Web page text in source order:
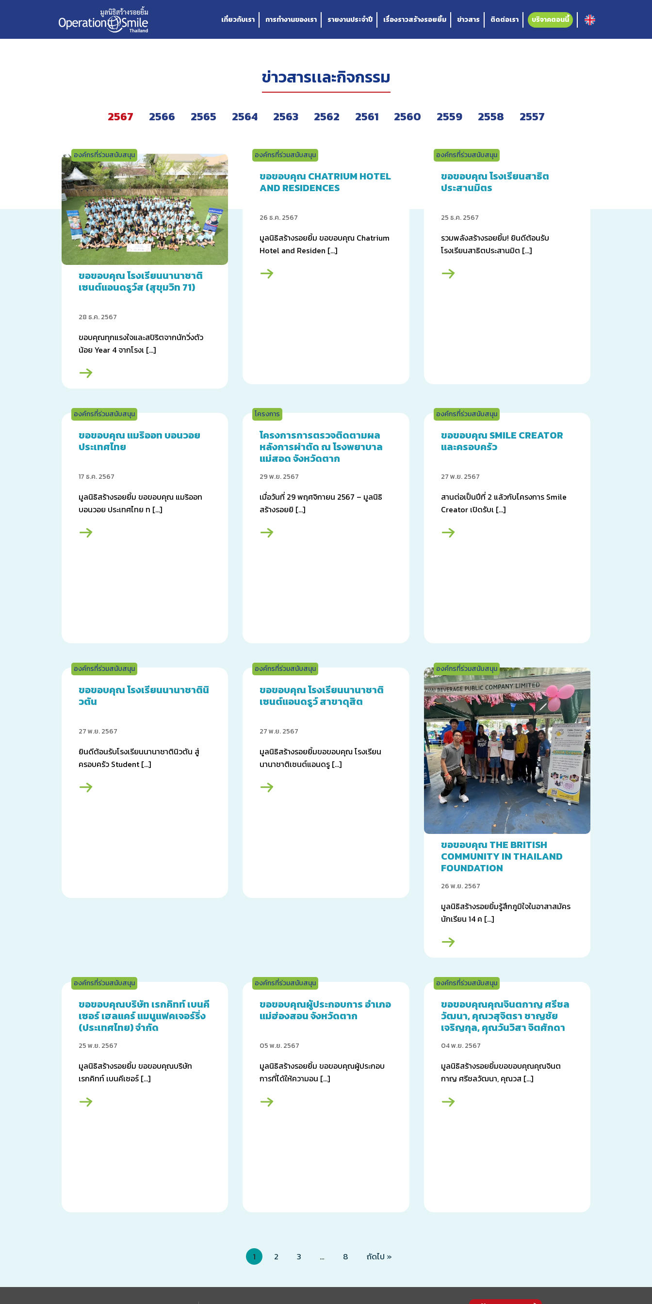
เกี่ยวกับเรา การทำงานของเรา รายงานประจำปี เรื่องราวสร้างรอยยิ้ม ข่าวสาร ติดต่อเรา บริจาคตอนนี้
2567
ข่าวสารเเละกิจกรรม
2567 2566 2565 2564 2563 2562 2561 2560 2559 2558 2557
องค์กรที่ร่วมสนับสนุน
ขอขอบคุณ โรงเรียนนานาชาติ
เซนต์แอนดรูว์ส (สุขุมวิท 71)
28 ธ.ค. 2567
ขอบคุณทุกแรงใจและสปิริตจากนักวิ่งตัว
น้อย Year 4 จากโรงเ […]
องค์กรที่ร่วมสนับสนุน
ขอขอบคุณ CHATRIUM HOTEL
AND RESIDENCES
26 ธ.ค. 2567
มูลนิธิสร้างรอยยิ้ม ขอขอบคุณ Chatrium
Hotel and Residen […]
องค์กรที่ร่วมสนับสนุน
ขอขอบคุณ โรงเรียนสาธิต
ประสานมิตร
25 ธ.ค. 2567
รวมพลังสร้างรอยยิ้ม! ยินดีต้อนรับ
โรงเรียนสาธิตประสานมิต […]
องค์กรที่ร่วมสนับสนุน
ขอขอบคุณ แมริออท บอนวอย
ประเทศไทย
17 ธ.ค. 2567
มูลนิธิสร้างรอยยิ้ม ขอขอบคุณ แมริออท
บอนวอย ประเทศไทย ท […]
โครงการ
โครงการการตรวจติดตามผล
หลังการผ่าตัด ณ โรงพยาบาล
แม่สอด จังหวัดตาก
29 พ.ย. 2567
เมื่อวันที่ 29 พฤศจิกายน 2567 – มูลนิธิ
สร้างรอยยิ […]
องค์กรที่ร่วมสนับสนุน
ขอขอบคุณ SMILE CREATOR
และครอบครัว
27 พ.ย. 2567
สานต่อเป็นปีที่ 2 แล้วกับโครงการ Smile
Creator เปิดรับเ […]
องค์กรที่ร่วมสนับสนุน
ขอขอบคุณ โรงเรียนนานาชาตินิ
วตัน
27 พ.ย. 2567
ยินดีต้อนรับโรงเรียนนานาชาตินิวตัน สู่
ครอบครัว Student […]
องค์กรที่ร่วมสนับสนุน
ขอขอบคุณ โรงเรียนนานาชาติ
เซนต์แอนดรูว์ สาขาดุสิต
27 พ.ย. 2567
มูลนิธิสร้างรอยยิ้มขอขอบคุณ โรงเรียน
นานาชาติเซนต์แอนดรู […]
องค์กรที่ร่วมสนับสนุน
ขอขอบคุณ THE BRITISH
COMMUNITY IN THAILAND
FOUNDATION
26 พ.ย. 2567
มูลนิธิสร้างรอยยิ้มรู้สึกภูมิใจในอาสาสมัคร
นักเรียน 14 ค […]
องค์กรที่ร่วมสนับสนุน
ขอขอบคุณบริษัท เรกคิทท์ เบนคี
เซอร์ เฮลแคร์ แมนูแฟคเจอร์ริ่ง
(ประเทศไทย) จำกัด
25 พ.ย. 2567
มูลนิธิสร้างรอยยิ้ม ขอขอบคุณบริษัท
เรกคิทท์ เบนคีเซอร์ […]
องค์กรที่ร่วมสนับสนุน
ขอขอบคุณผู้ประกอบการ อำเภอ
แม่ฮ่องสอน จังหวัดตาก
05 พ.ย. 2567
มูลนิธิสร้างรอยยิ้ม ขอขอบคุณผู้ประกอบ
การที่ได้ให้ความอน […]
องค์กรที่ร่วมสนับสนุน
ขอขอบคุณคุณจินตกาญ ศรีชล
วัฒนา, คุณวสุจิตรา ชาญชัย
เจริญกุล, คุณวันวิสา จิตศักดา
นนท์ และเพื่อนๆ
04 พ.ย. 2567
มูลนิธิสร้างรอยยิ้มขอขอบคุณคุณจินต
กาญ ศรีชลวัฒนา, คุณวส […]
1 2 3 … 8 ถัดไป »